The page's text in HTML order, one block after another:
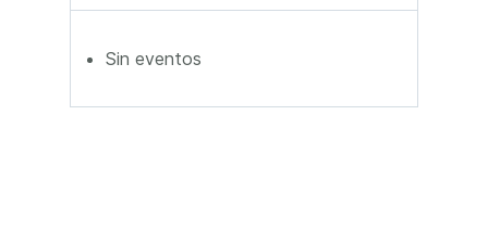
Sin eventos